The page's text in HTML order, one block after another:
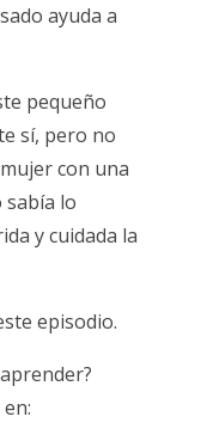
ayuda a
pequeño
sí, pero no
con una
sabía lo
y cuidada la
episodio.